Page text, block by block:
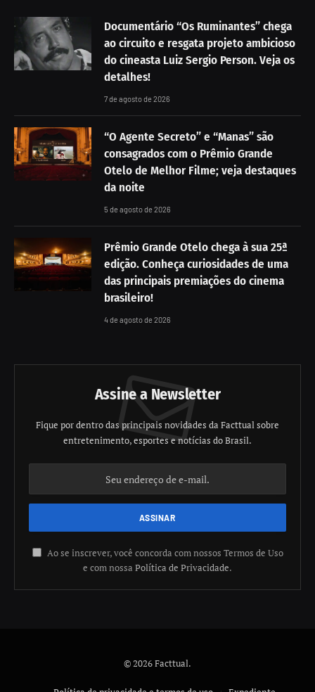
Documentário “Os Ruminantes” chega
ao circuito e resgata projeto ambicioso
do cineasta Luiz Sergio Person. Veja os
detalhes!
7 de agosto de 2026
“O Agente Secreto” e “Manas” são
consagrados com o Prêmio Grande
Otelo de Melhor Filme; veja destaques
da noite
5 de agosto de 2026
Prêmio Grande Otelo chega à sua 25ª
edição. Conheça curiosidades de uma
das principais premiações do cinema
brasileiro!
4 de agosto de 2026
Assine a Newsletter
Fique por dentro das principais novidades da Facttual sobre
entretenimento, esportes e notícias do Brasil.
Ao se inscrever, você concorda com nossos Termos de Uso
e com nossa Política de Privacidade.
© 2026 Facttual.